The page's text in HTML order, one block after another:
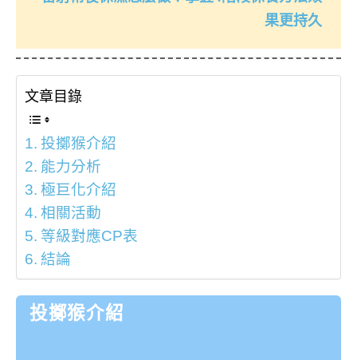
果更持久
文章目錄
投擲猴介紹
能力分析
極巨化介紹
相關活動
等級對應CP表
結論
投擲猴介紹